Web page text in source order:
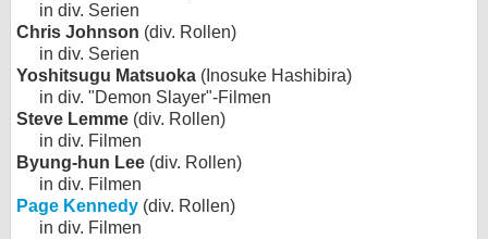
in div. Serien
Chris Johnson (div. Rollen)
in div. Serien
Yoshitsugu Matsuoka (Inosuke Hashibira)
in div. "Demon Slayer"-Filmen
Steve Lemme (div. Rollen)
in div. Filmen
Byung-hun Lee (div. Rollen)
in div. Filmen
Page Kennedy (div. Rollen)
in div. Filmen